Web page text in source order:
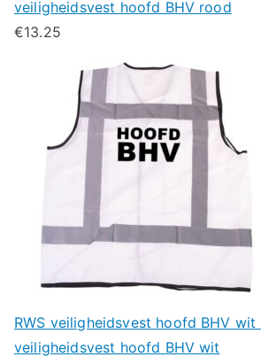
veiligheidsvest hoofd BHV rood
€13.25
RWS veiligheidsvest hoofd BHV wit
veiligheidsvest hoofd BHV wit